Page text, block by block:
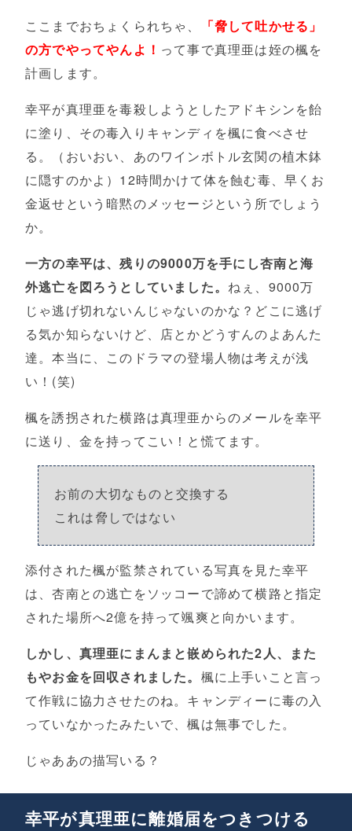
ここまでおちょくられちゃ、
「脅して吐かせる」
の方でやってやんよ！ って事で真理亜は姪の楓を
計画します。
幸平が真理亜を毒殺しようとしたアドキシンを飴
に塗り、その毒入りキャンディを楓に食べさせ
る。（おいおい、あのワインボトル玄関の植木鉢
に隠すのかよ）12時間かけて体を蝕む毒、早くお
金返せという暗黙のメッセージという所でしょう
か。
一方の幸平は、残りの9000万を手にし杏南と海
外逃亡を図ろうとしていました。 ねぇ、9000万
じゃ逃げ切れないんじゃないのかな？どこに逃げ
る気か知らないけど、店とかどうすんのよあんた
達。本当に、このドラマの登場人物は考えが浅
い！(笑)
楓を誘拐された横路は真理亜からのメールを幸平
に送り、金を持ってこい！と慌てます。
お前の大切なものと交換する
これは脅しではない
添付された楓が監禁されている写真を見た幸平
は、杏南との逃亡をソッコーで諦めて横路と指定
された場所へ2億を持って颯爽と向かいます。
しかし、真理亜にまんまと嵌められた2人、また
もやお金を回収されました。 楓に上手いこと言っ
て作戦に協力させたのね。キャンディーに毒の入
っていなかったみたいで、楓は無事でした。
じゃああの描写いる？
幸平が真理亜に離婚届をつきつける